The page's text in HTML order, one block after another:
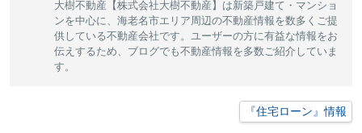
大樹不動産【株式会社大樹不動産】は新築戸建て・マンショ
ンを中心に、海老名市エリア周辺の不動産情報を数多くご提
供している不動産会社です。ユーザーの方に有益な情報をお
伝えするため、ブログでも不動産情報を多数ご紹介していま
す。
『住宅ローン』情報